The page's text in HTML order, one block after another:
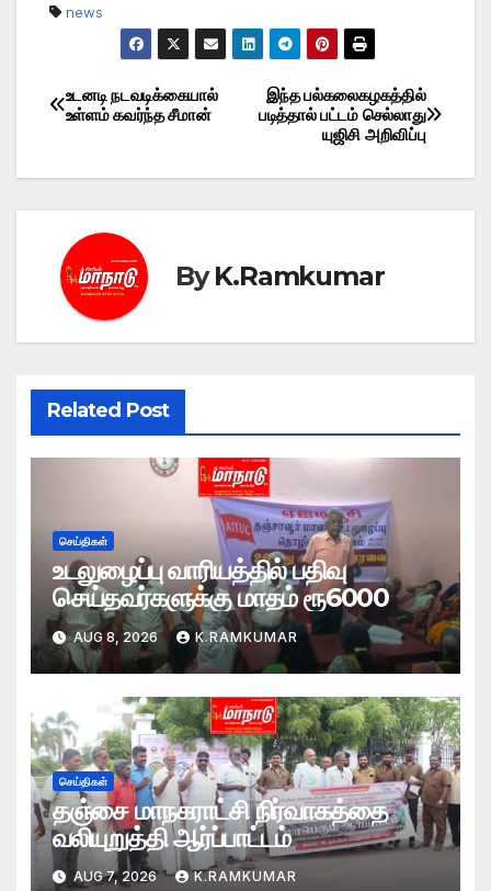
news
Post
இந்த பல்கலைகழகத்தில்
படித்தால் பட்டம் செல்லாது
யுஜிசி அறிவிப்பு
உடனடி நடவடிக்கையால்
உள்ளம் கவர்ந்த சீமான்
ByK.Ramkumar
Related Post
செய்திகள்
உடலுழைப்பு வாரியத்தில் பதிவு
செய்தவர்களுக்கு மாதம் ரூ6000
AUG 8, 2026 K.RAMKUMAR
செய்திகள்
தஞ்சை மாநகராட்சி நிர்வாகத்தை
வலியுறுத்தி ஆர்ப்பாட்டம்
AUG 7, 2026 K.RAMKUMAR